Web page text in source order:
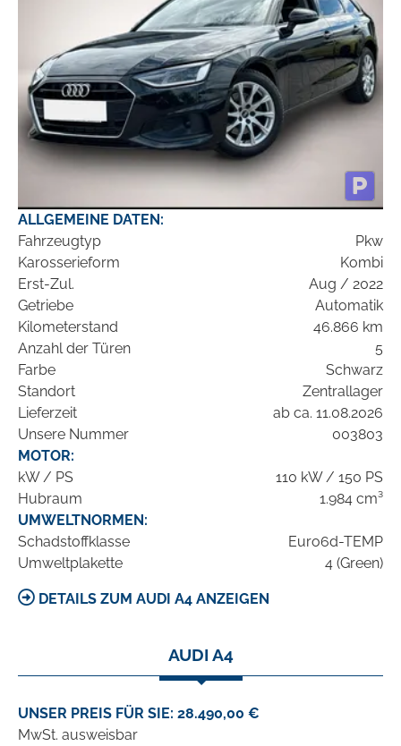
ALLGEMEINE DATEN:
Fahrzeugtyp
Pkw
Karosserieform
Kombi
Erst-Zul.
Aug / 2022
Getriebe
Automatik
Kilometerstand
46.866 km
Anzahl der Türen
5
Farbe
Schwarz
Standort
Zentrallager
Lieferzeit
ab ca. 11.08.2026
Unsere Nummer
003803
MOTOR:
kW / PS
110 kW / 150 PS
Hubraum
1.984 cm³
UMWELTNORMEN:
Schadstoffklasse
Euro6d-TEMP
Umweltplakette
4 (Green)
DETAILS ZUM AUDI A4 ANZEIGEN
AUDI A4
UNSER PREIS FÜR SIE: 28.490,00 €
MwSt. ausweisbar